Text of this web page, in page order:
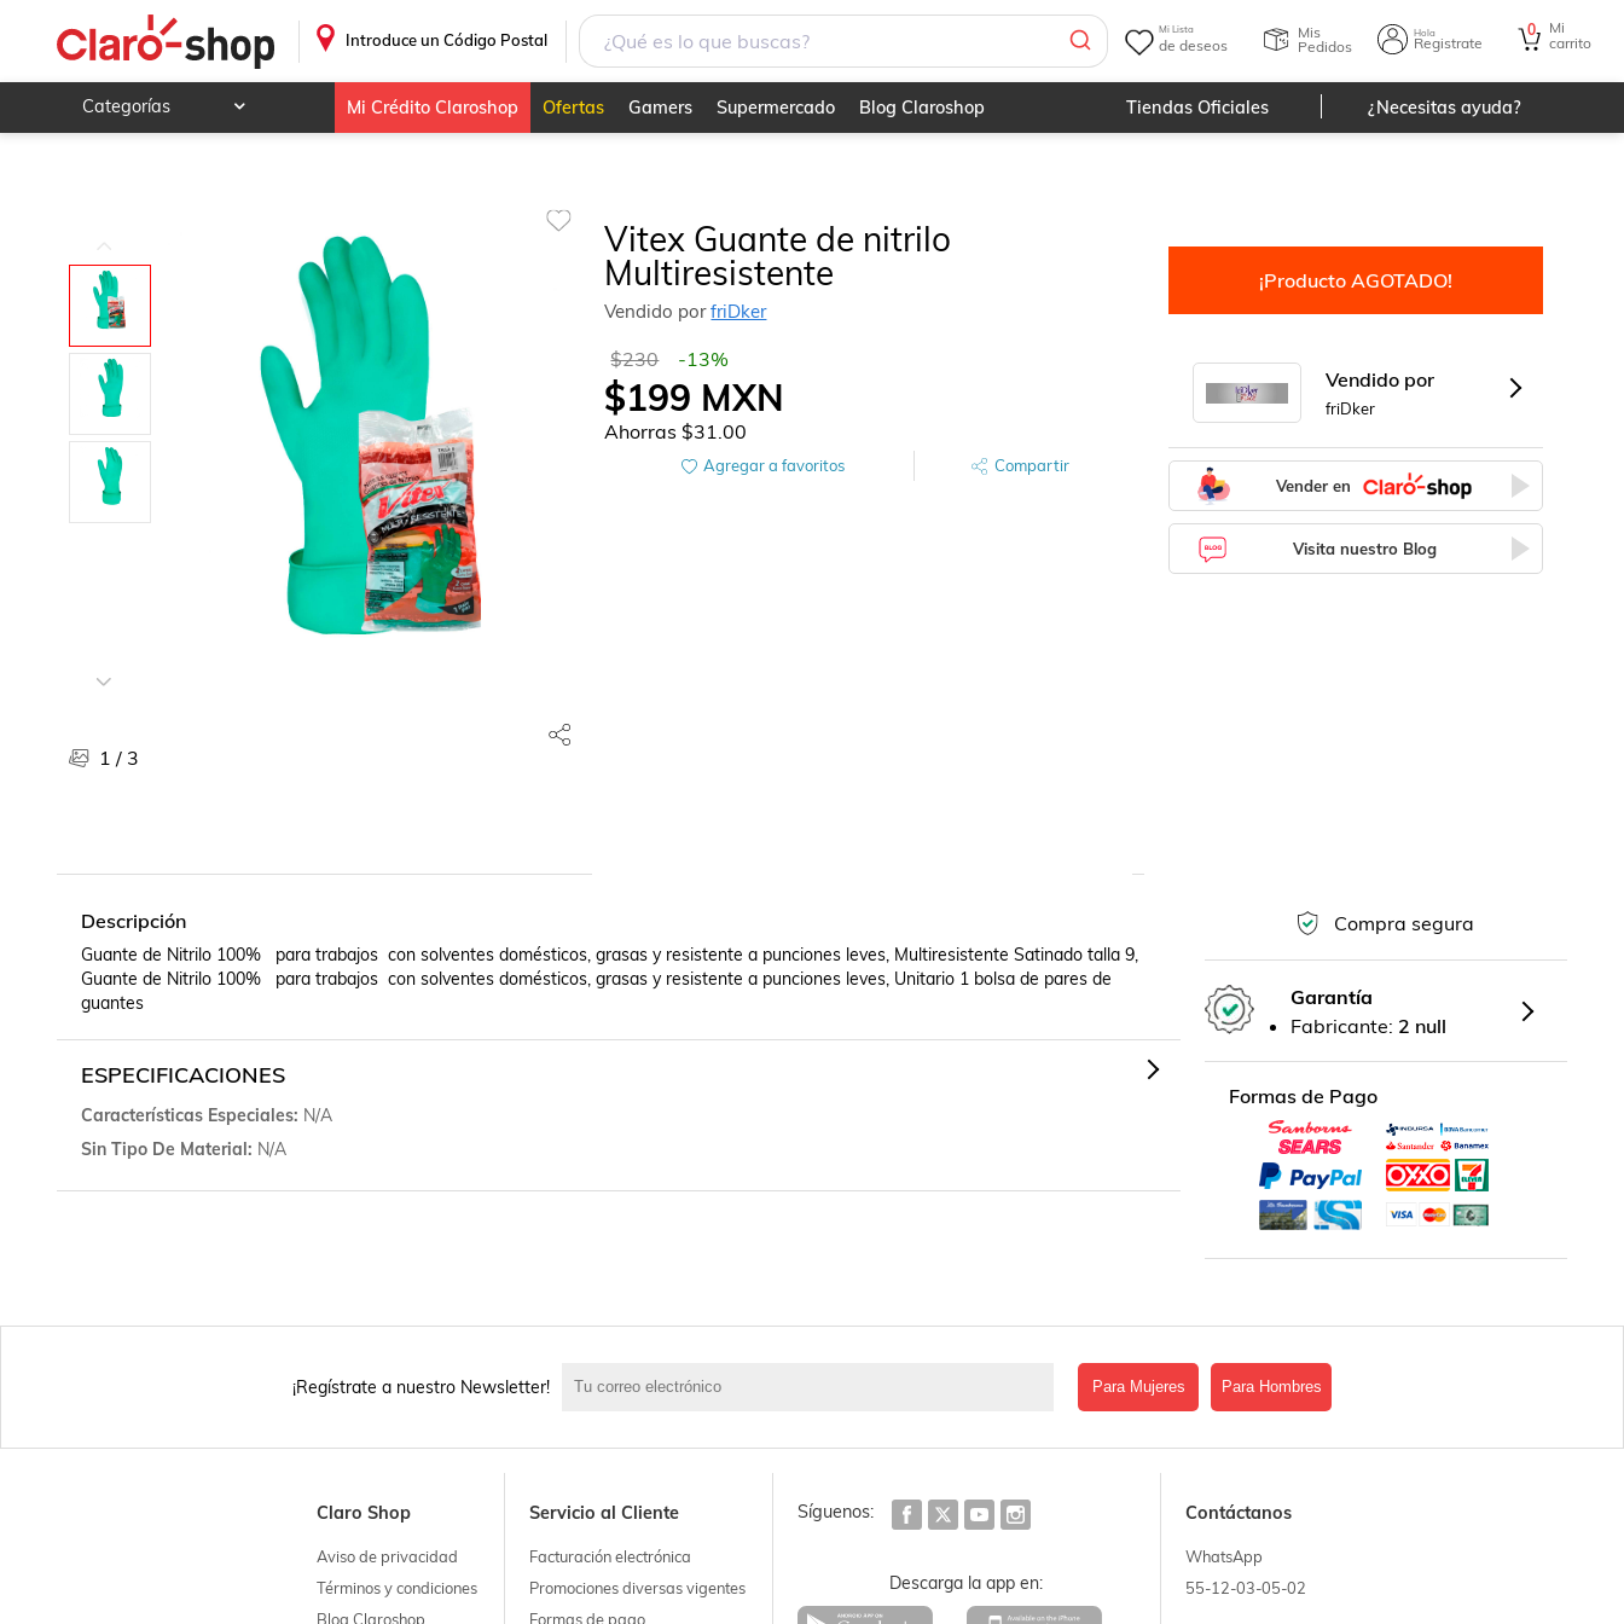
Introduce un Código Postal
Mi Lista
de deseos
Mis
Pedidos
Hola
Registrate
0
Mi
carrito
Categorías
Deportes y ocio
Animales y mascotas
Ferretería y autos
Ropa, calzado y accesorios
Mamá y bebé
Salud, belleza y cuidado personal
Joyería y relojes
Juegos y juguetes
Súpermercado
Mi Crédito Claroshop Ofertas Gamers Supermercado Blog Claroshop Tiendas Oficiales ¿Necesitas ayuda?
1 / 3
Vitex Guante de nitrilo
Multiresistente
Vendido porfriDker
$230 -13%
$199 MXN
Ahorras$31.00
Agregar a favoritos Compartir
¡Producto AGOTADO!
Vendido por
friDker
Vender en
Visita nuestro Blog
Descripción
Guante de Nitrilo 100%   para trabajos  con solventes domésticos, grasas y resistente a punciones leves, Multiresistente Satinado talla 9,
Guante de Nitrilo 100%   para trabajos  con solventes domésticos, grasas y resistente a punciones leves, Unitario 1 bolsa de pares de
guantes
ESPECIFICACIONES
Características Especiales N/A
Sin Tipo De Material N/A
Compra segura
Garantía
Fabricante: 2 null
Formas de Pago
¡Regístrate a nuestro Newsletter! Para Mujeres Para Hombres
Claro Shop
Aviso de privacidad
Términos y condiciones
Blog Claroshop
Servicio al Cliente
Facturación electrónica
Promociones diversas vigentes
Formas de pago
Síguenos:
Descarga la app en:
Contáctanos
WhatsApp
55-12-03-05-02
Vitex Guante de nitrilo Multiresistente